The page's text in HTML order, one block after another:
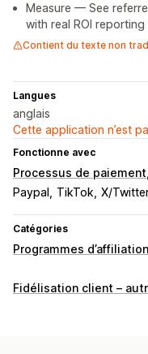
Measure — See
with real ROI reporting
Contient du texte non
Langues
anglais
Cette application n’est
Fonctionne avec
Processus de paiement
Paypal
TikTok X/
Catégories
Programmes d’affiliation
Options de commission
Fidélisation client –